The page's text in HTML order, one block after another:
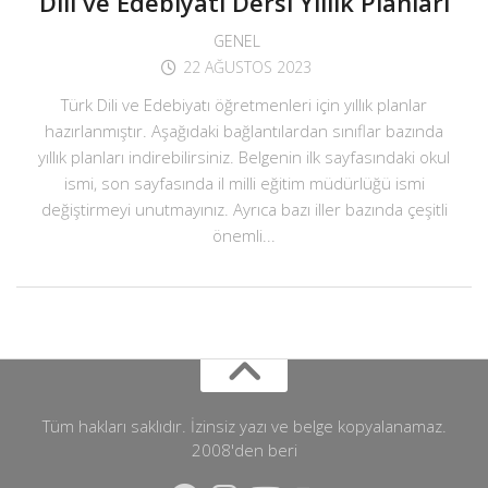
GENEL
22 AĞUSTOS 2023
Türk Dili ve Edebiyatı öğretmenleri için yıllık planlar
hazırlanmıştır. Aşağıdaki bağlantılardan sınıflar bazında
yıllık planları indirebilirsiniz. Belgenin ilk sayfasındaki okul
ismi, son sayfasında il milli eğitim müdürlüğü ismi
değiştirmeyi unutmayınız. Ayrıca bazı iller bazında çeşitli
önemli...
Tüm hakları saklıdır. İzinsiz yazı ve belge kopyalanamaz.
2008'den beri